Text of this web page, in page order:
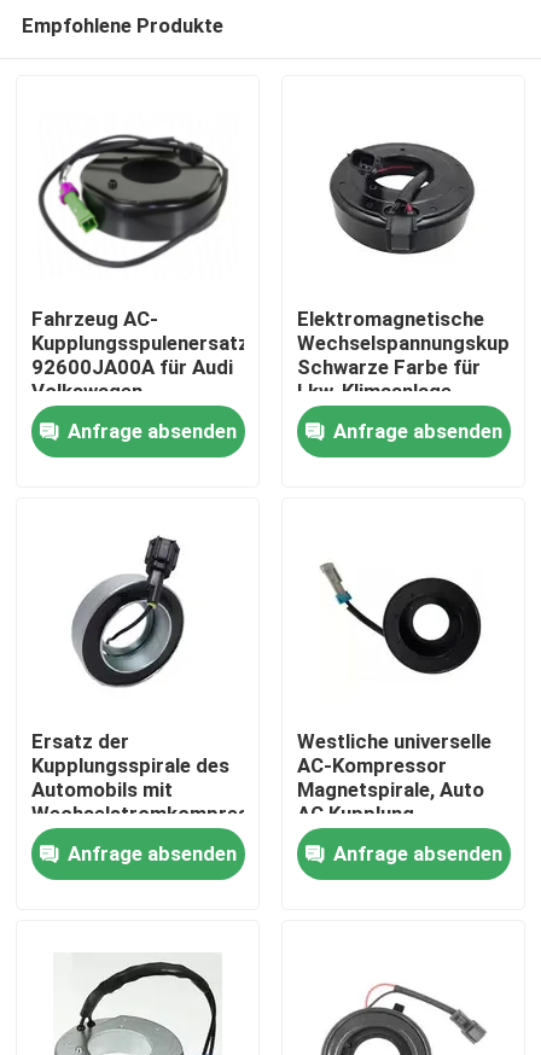
Startseite
Produkte
Über uns
Werksbesichtigung
Qualitätskontrolle
Nachrichten
Referenzen
Elektroauto-WK-Kompressor
Empfohlene Produkte
Fahrzeug AC-
Kupplungsspulenersatz
92600JA00A für Audi
Volkswagen
Anfrage absenden
Elektromagnetische
Schwarze Farbe für
Lkw-Klimaanlage
Anfrage absenden
Ersatz der
Kupplungsspirale des
Automobils mit
Wechselstromkompressor
für die LKW-
Klimaanlage
Anfrage absenden
Westliche universelle
AC-Kompressor
Magnetspirale, Auto
AC Kupplung
Feldspirale
Anfrage absenden